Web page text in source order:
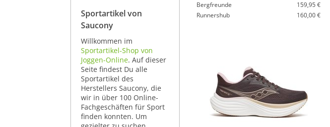
Sportartikel von
Saucony
Willkommen im
Sportartikel-Shop von
Joggen-Online. Auf dieser
Seite findest Du alle
Sportartikel des
Herstellers Saucony, die
wir in über 100 Online-
Fachgeschäften für Sport
finden konnten. Um
Bergfreunde
159,95 €
Runnershub
160,00 €